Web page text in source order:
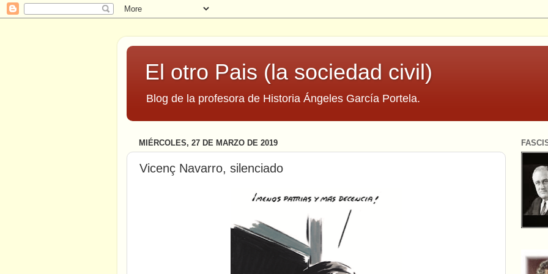
El otro Pais (la sociedad civil)
Blog de la profesora de Historia Ángeles García Portela.
MIÉRCOLES, 27 DE MARZO DE 2019
Vicenç Navarro, silenciado